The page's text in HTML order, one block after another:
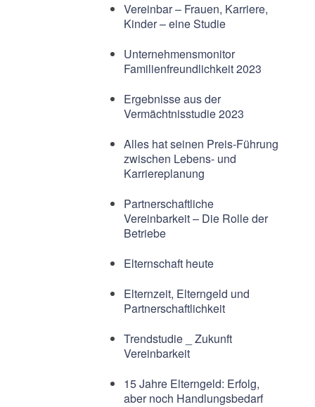
Vereinbar – Frauen, Karriere,
Kinder – eine Studie
Unternehmensmonitor
Familienfreundlichkeit 2023
Ergebnisse aus der
Vermächtnisstudie 2023
Alles hat seinen Preis-Führung
zwischen Lebens- und
Karriereplanung
Partnerschaftliche
Vereinbarkeit – Die Rolle der
Betriebe
Elternschaft heute
Elternzeit, Elterngeld und
Partnerschaftlichkeit
Trendstudie _ Zukunft
Vereinbarkeit
15 Jahre Elterngeld: Erfolg,
aber noch Handlungsbedarf